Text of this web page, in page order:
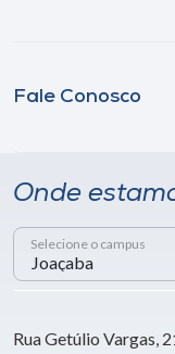
Fale Conosco
Onde
Selecione o campus
Rua Getúlio Vargas,